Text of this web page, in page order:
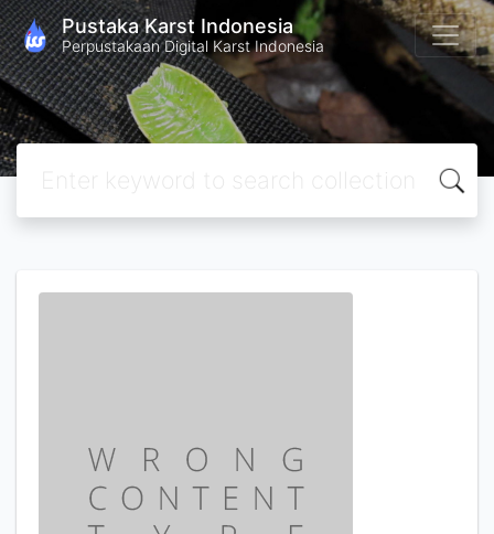
Pustaka Karst Indonesia
Perpustakaan Digital Karst Indonesia